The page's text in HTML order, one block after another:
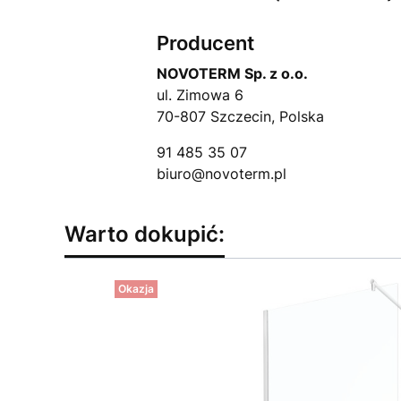
Producent
NOVOTERM Sp. z o.o.
ul. Zimowa 6
70-807 Szczecin, Polska
91 485 35 07
biuro@novoterm.pl
Warto dokupić:
Okazja